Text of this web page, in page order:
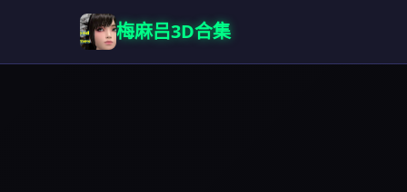
梅麻吕3D合集